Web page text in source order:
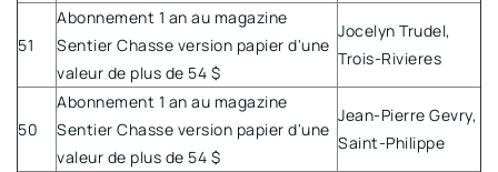
51
Abonnement 1 an au magazine
Sentier Chasse version papier d'une
valeur de plus de 54 $
Jocelyn Trudel,
Trois-Rivieres
50
Abonnement 1 an au magazine
Sentier Chasse version papier d'une
valeur de plus de 54 $
Jean-Pierre Gevry,
Saint-Philippe